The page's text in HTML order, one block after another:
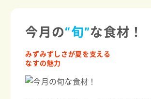
今月の“旬”な食材！
みずみずしさが夏を支える
なすの魅力